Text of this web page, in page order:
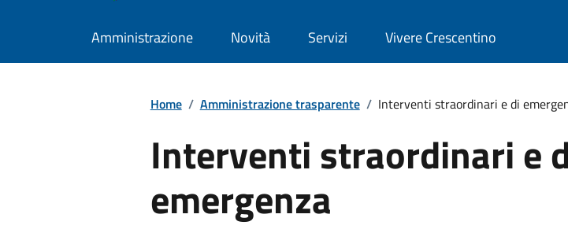
Amministrazione Novità Servizi Vivere Crescentino
Home / Amministrazione trasparente / Interventi straordinari e di
Interventi straordinari e
emergenza